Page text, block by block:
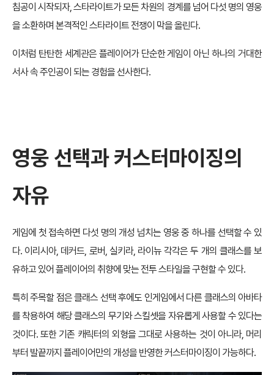
침공이 시작되자, 스타라이트가 모든 차원의 경계를 넘어 다섯 명의 영웅
을 소환하며 본격적인 스타라이트 전쟁이 막을 올린다.
이처럼 탄탄한 세계관은 플레이어가 단순한 게임이 아닌 하나의 거대한
서사 속 주인공이 되는 경험을 선사한다.
영웅 선택과 커스터마이징의
자유
게임에 첫 접속하면 다섯 명의 개성 넘치는 영웅 중 하나를 선택할 수 있
다. 이리시아, 데커드, 로버, 실키라, 라이뉴 각각은 두 개의 클래스를 보
유하고 있어 플레이어의 취향에 맞는 전투 스타일을 구현할 수 있다.
특히 주목할 점은 클래스 선택 후에도 인게임에서 다른 클래스의 아바타
를 착용하여 해당 클래스의 무기와 스킬셋을 자유롭게 사용할 수 있다는
것이다. 또한 기존 캐릭터의 외형을 그대로 사용하는 것이 아니라, 머리
부터 발끝까지 플레이어만의 개성을 반영한 커스터마이징이 가능하다.